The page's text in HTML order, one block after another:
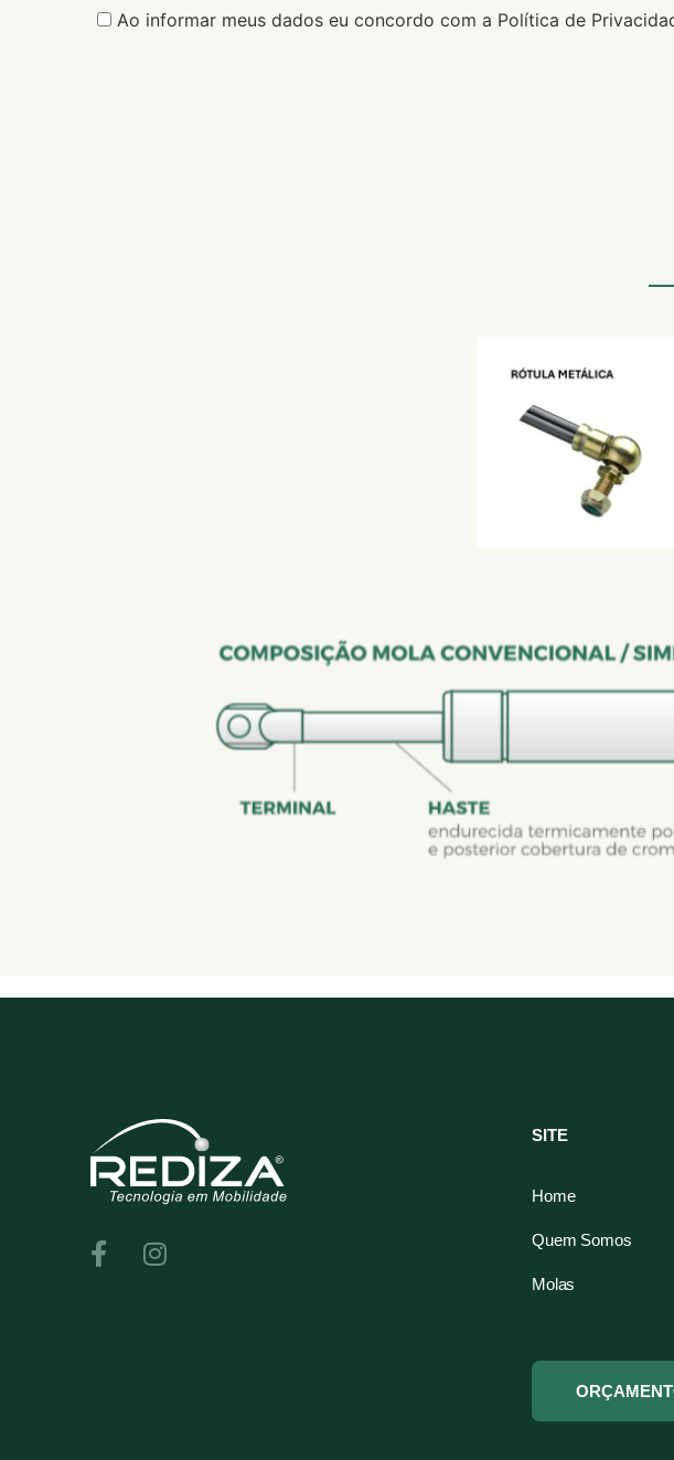
Ao informar meus dados eu concordo com a Política de
SITE
Home
Quem Somos
Molas